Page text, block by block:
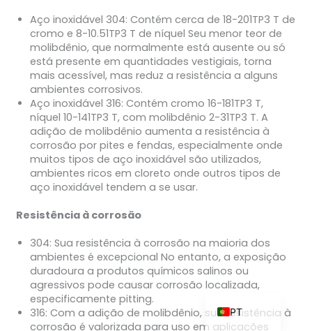
Aço inoxidável 304: Contém cerca de 18-201TP3 T de
cromo e 8-10.51TP3 T de níquel Seu menor teor de
molibdênio, que normalmente está ausente ou só
está presente em quantidades vestigiais, torna
mais acessível, mas reduz a resistência a alguns
ambientes corrosivos.
Aço inoxidável 316: Contém cromo 16-181TP3 T,
níquel 10-141TP3 T, com molibdênio 2-31TP3 T. A
adição de molibdênio aumenta a resistência à
corrosão por pites e fendas, especialmente onde
muitos tipos de aço inoxidável são utilizados,
ambientes ricos em cloreto onde outros tipos de
aço inoxidável tendem a se usar.
Resistência à corrosão
304: Sua resistência à corrosão na maioria dos
ambientes é excepcional No entanto, a exposição
duradoura a produtos químicos salinos ou
agressivos pode causar corrosão localizada,
especificamente pitting.
316: Com a adição de molibdênio, sua resistência à
corrosão é valorizada para uso em aplicações
PT
EN
NL
JA
KO
RU
ES
ZH_TW